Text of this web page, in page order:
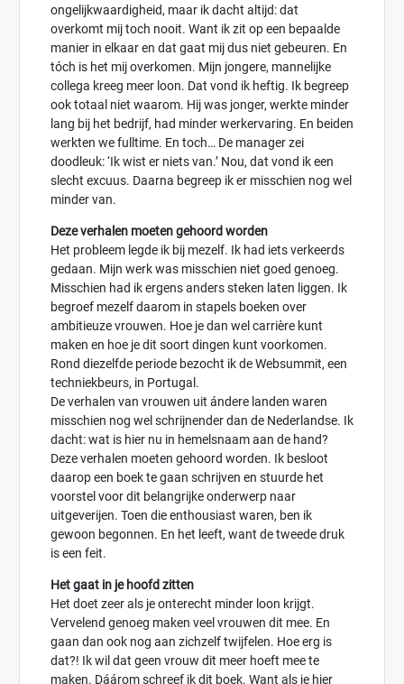
ongelijkwaardigheid, maar ik dacht altijd: dat
overkomt mij toch nooit. Want ik zit op een bepaalde
manier in elkaar en dat gaat mij dus niet gebeuren. En
tóch is het mij overkomen. Mijn jongere, mannelijke
collega kreeg meer loon. Dat vond ik heftig. Ik begreep
ook totaal niet waarom. Hij was jonger, werkte minder
lang bij het bedrijf, had minder werkervaring. En beiden
werkten we fulltime. En toch… De manager zei
doodleuk: ‘Ik wist er niets van.’ Nou, dat vond ik een
slecht excuus. Daarna begreep ik er misschien nog wel
minder van.
Deze verhalen moeten gehoord worden
Het probleem legde ik bij mezelf. Ik had iets verkeerds
gedaan. Mijn werk was misschien niet goed genoeg.
Misschien had ik ergens anders steken laten liggen. Ik
begroef mezelf daarom in stapels boeken over
ambitieuze vrouwen. Hoe je dan wel carrière kunt
maken en hoe je dit soort dingen kunt voorkomen.
Rond diezelfde periode bezocht ik de Websummit, een
techniekbeurs, in Portugal.
De verhalen van vrouwen uit ándere landen waren
misschien nog wel schrijnender dan de Nederlandse. Ik
dacht: wat is hier nu in hemelsnaam aan de hand?
Deze verhalen moeten gehoord worden. Ik besloot
daarop een boek te gaan schrijven en stuurde het
voorstel voor dit belangrijke onderwerp naar
uitgeverijen. Toen die enthousiast waren, ben ik
gewoon begonnen. En het leeft, want de tweede druk
is een feit.
Het gaat in je hoofd zitten
Het doet zeer als je onterecht minder loon krijgt.
Vervelend genoeg maken veel vrouwen dit mee. En
gaan dan ook nog aan zichzelf twijfelen. Hoe erg is
dat?! Ik wil dat geen vrouw dit meer hoeft mee te
maken. Dáárom schreef ik dit boek. Want als je hier